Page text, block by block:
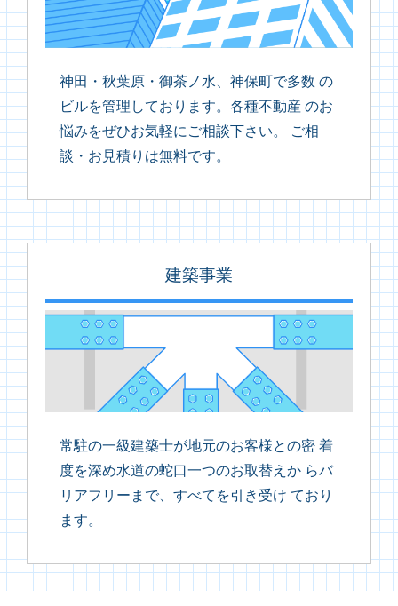
神田・秋葉原・御茶ノ水、神保町で多数 の
ビルを管理しております。各種不動産 のお
悩みをぜひお気軽にご相談下さい。 ご相
談・お見積りは無料です。
建築事業
常駐の一級建築士が地元のお客様との密 着
度を深め水道の蛇口一つのお取替えか らバ
リアフリーまで、すべてを引き受け ており
ます。